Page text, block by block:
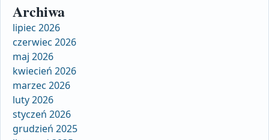
Archiwa
lipiec 2026
czerwiec 2026
maj 2026
kwiecień 2026
marzec 2026
luty 2026
styczeń 2026
grudzień 2025